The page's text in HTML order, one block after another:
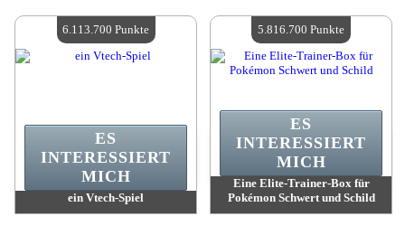
Verfügbare Menge:4
Verfügbare Menge:4
ein Vtech-Spiel
ES
INTERESSIERT
MICH
6.113.700 Punkte
Eine Elite-Trainer-Box für
Pokémon Schwert und Schild
ES
INTERESSIERT
MICH
5.816.700 Punkte